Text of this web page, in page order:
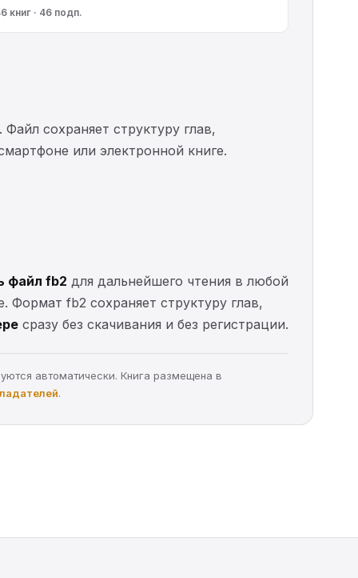
книг · 46 подп.
сохраняет структуру глав,
или электронной книге.
файл fb2 для дальнейшего чтения в любой
Формат fb2 сохраняет структуру глав,
сразу без скачивания и без регистрации.
автоматически. Книга размещена в
.